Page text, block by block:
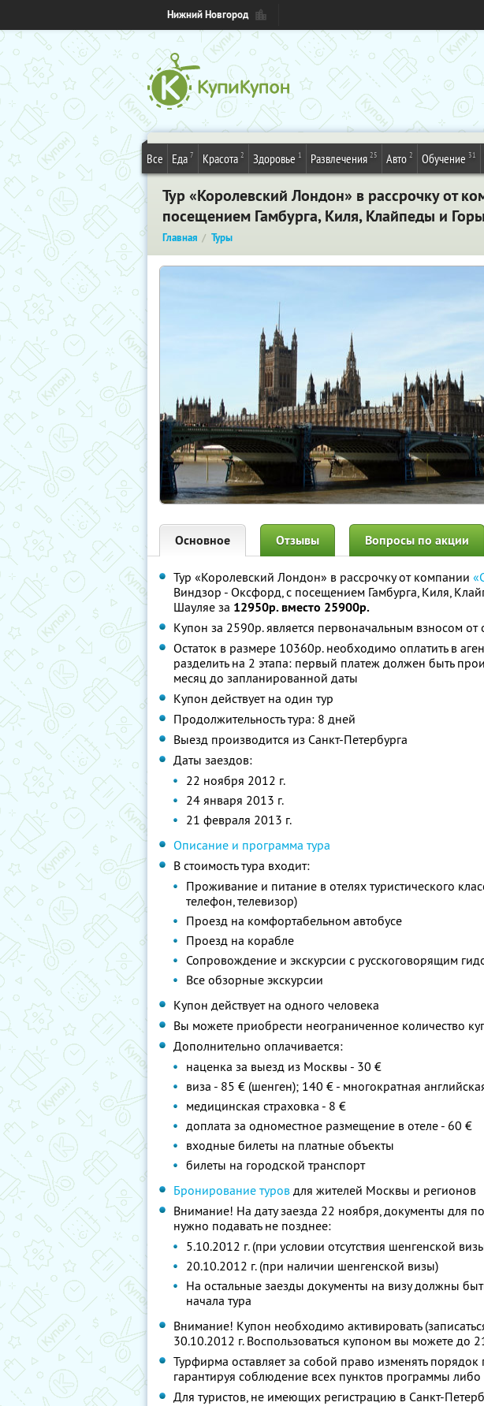
Нижний Новгород
Все Еда 7 Красота 2 Здоровье 1 Развлечения 25 Авто 2 Обучение 31
Тур «Королевский Лондон» в рассрочку от
посещением Гамбурга, Киля, Клайпеды и
Главная Туры
Основное Отзывы Вопросы по акции
Тур «Королевский Лондон» в рассрочку от компании
Виндзор - Оксфорд, с посещением Гамбурга, Киля,
Шауляе за 12950р. вместо 25900р.
Купон за 2590р. является первоначальным взносом от
Остаток в размере 10360р. необходимо оплатить в
разделить на 2 этапа: первый платеж должен быть
месяц до запланированной даты
Купон действует на один тур
Продолжительность тура: 8 дней
Выезд производится из Санкт-Петербурга
Даты заездов:
22 ноября 2012 г.
24 января 2013 г.
21 февраля 2013 г.
Описание и программа тура
В стоимость тура входит:
Проживание и питание в отелях туристического
телефон, телевизор)
Проезд на комфортабельном автобусе
Проезд на корабле
Сопровождение и экскурсии с русскоговорящим
Все обзорные экскурсии
Купон действует на одного человека
Вы можете приобрести неограниченное количество
Дополнительно оплачивается:
наценка за выезд из Москвы - 30 €
виза - 85 € (шенген); 140 € - многократная
медицинская страховка - 8 €
доплата за одноместное размещение в отеле - 60 €
входные билеты на платные объекты
билеты на городской транспорт
Бронирование туров для жителей Москвы и регионов
Внимание! На дату заезда 22 ноября, документы для
нужно подавать не позднее:
5.10.2012 г. (при условии отсутствия шенгенской
20.10.2012 г. (при наличии шенгенской визы)
На остальные заезды документы на визу должны
начала тура
Внимание! Купон необходимо активировать
30.10.2012 г. Воспользоваться купоном вы можете до
Турфирма оставляет за собой право изменять
гарантируя соблюдение всех пунктов программы
Для туристов, не имеющих регистрацию в Санкт-